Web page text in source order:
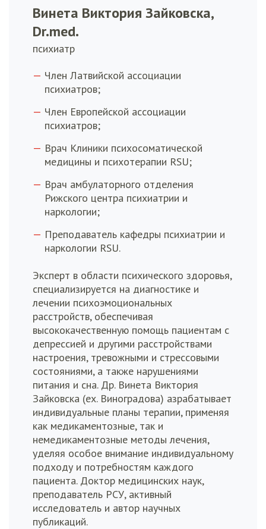
Винета Виктория Зайковска,
Dr.med.
психиатр
Член Латвийской ассоциации
психиатров;
Член Европейской ассоциации
психиатров;
Врач Клиники психосоматической
медицины и психотерапии RSU;
Врач амбулаторного отделения
Рижского центра психиатрии и
наркологии;
Преподаватель кафедры психиатрии и
наркологии RSU.
Эксперт в области психического здоровья,
специализируется на диагностике и
лечении психоэмоциональных
расстройств, обеспечивая
высококачественную помощь пациентам с
депрессией и другими расстройствами
настроения, тревожными и стрессовыми
состояниями, а также нарушениями
питания и сна. Др. Винета Виктория
Зайковска (ех. Виноградова) азрабатывает
индивидуальные планы терапии, применяя
как медикаментозные, так и
немедикаментозные методы лечения,
уделяя особое внимание индивидуальному
подходу и потребностям каждого
пациента. Доктор медицинских наук,
преподаватель РСУ, активный
исследователь и автор научных
публикаций.